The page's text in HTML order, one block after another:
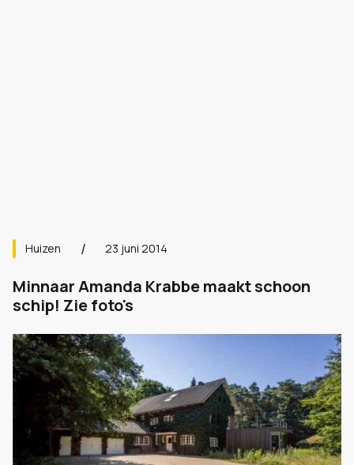
Huizen 23 juni 2014
Minnaar Amanda Krabbe maakt schoon
schip! Zie foto's